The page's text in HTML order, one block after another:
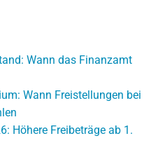
Wann das Finanzamt
Wann Freistellungen bei
Höhere Freibeträge ab 1.